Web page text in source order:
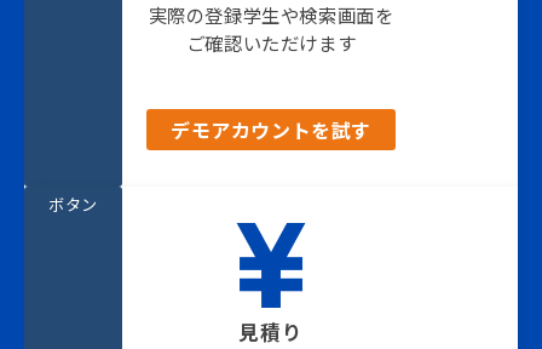
実際の登録学生や検索画面を
ご確認いただけます
デモアカウントを試す
見積り
ボタン